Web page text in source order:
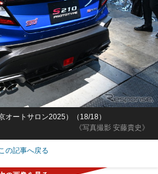
《写真撮影 安藤貴史》
オートサロン2025）（18/18）
この記事へ戻る